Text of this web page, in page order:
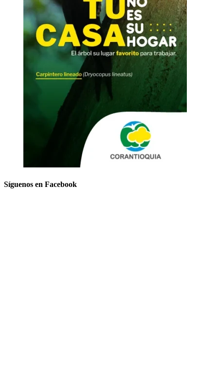
Síguenos en Facebook